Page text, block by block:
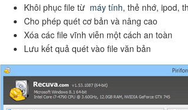
Khôi phục file từ máy tính, thẻ nhớ, ipod,
Cho phép quét cơ bản và nâng cao
Xóa các file vĩnh viễn một cách an toàn
Lưu kết quả quét vào file văn bản